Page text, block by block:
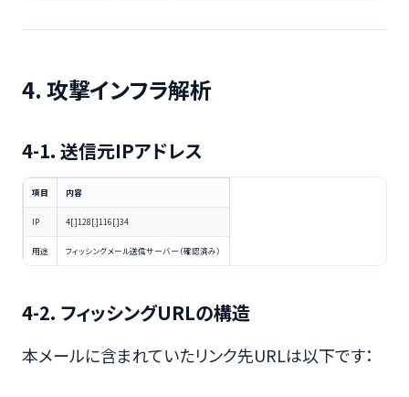
4. 攻撃インフラ解析
4-1. 送信元IPアドレス
項目 内容
IP 4[.]128[.]116[.]34
用途 フィッシングメール送信サーバー（確認済み）
4-2. フィッシングURLの構造
本メールに含まれていたリンク先URLは以下です：